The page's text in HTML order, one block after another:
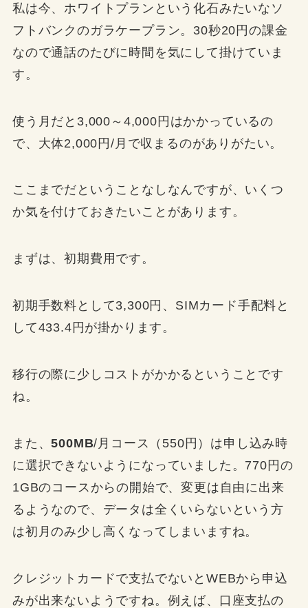
私は今、ホワイトプランという化石みたいなソ
フトバンクのガラケープラン。30秒20円の課金
なので通話のたびに時間を気にして掛けていま
す。
使う月だと3,000～4,000円はかかっているの
で、 大体2,000円/月で収まるのがありがたい。
ここまでだということなしなんですが、いくつ
か気を付けておきたいことがあります。
まずは、初期費用です。
初期手数料として3,300円、SIMカード手配料と
して433.4円が掛かります。
移行の際に少しコストがかかるということです
ね。
また、500MB/月コース（550円）は申し込み時
に選択できないようになっていました。 770円の
1GBのコースからの開始で、変更は自由に出来
るようなので、データは全くいらないという方
は初月のみ少し高くなってしまいますね。
クレジットカードで支払でないとWEBから申込
みが出来ないようですね。 例えば、口座支払の